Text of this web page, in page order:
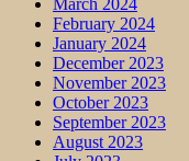
February 2024
January 2024
December 2023
November 2023
October 2023
September 2023
August 2023